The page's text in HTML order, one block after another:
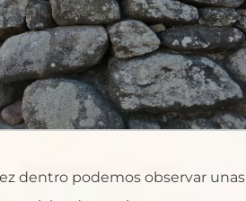
dentro podemos observar unas